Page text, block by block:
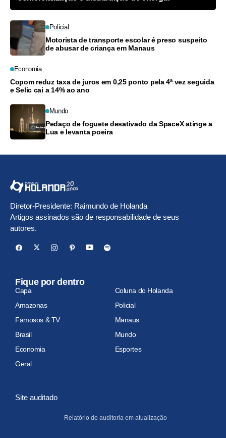
Policial
Motorista de transporte escolar é preso suspeito
de abusar de criança em Manaus
Economia
Copom reduz taxa de juros em 0,25 ponto pela 4ª vez seguida
e Selic cai a 14% ao ano
Mundo
Pedaço de foguete desativado da SpaceX atinge a
Lua e levanta poeira
Diretor-Presidente: Raimundo de Holanda
Artigos assinados são de responsabilidade de seus
autores.
Fique por dentro
Capa
Coluna do Holanda
Amazonas
Policial
Famosos & TV
Manaus
Brasil
Mundo
Economia
Esportes
Geral
Site auditado
Relatório de auditoria em atualização